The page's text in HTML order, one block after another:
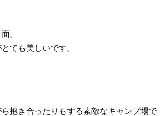
。
ても美しいです。
抱き合ったりもする素敵なキャンプ場で